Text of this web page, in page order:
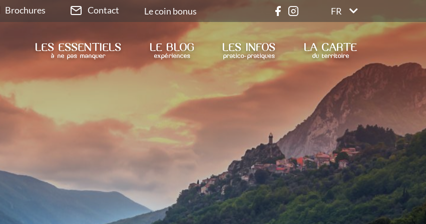
Brochures Contact Le coin bonus FR
LES ESSENTIELS
à ne pas manquer
LE BLOG
expériences
LES INFOS
pratico-pratiques
LA CARTE
du territoire